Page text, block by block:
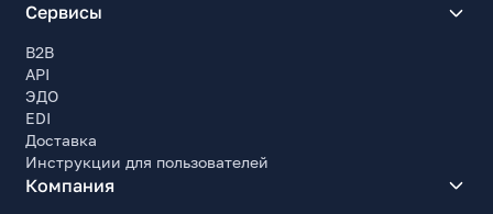
Сервисы
B2B
API
ЭДО
EDI
Доставка
Инструкции для пользователей
Компания